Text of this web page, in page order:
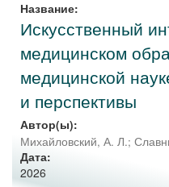
Название:
Искусственный
медицинском
медицинской
и перспективы
Автор(ы):
Михайловский, А. Л.;
Дата:
2026